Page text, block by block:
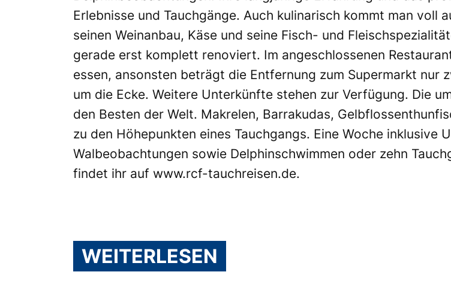
Erlebnisse und Tauchgänge. Auch kulinarisch kommt man voll
seinen Weinanbau, Käse und seine Fisch- und
gerade erst komplett renoviert. Im angeschlossenen
essen, ansonsten beträgt die Entfernung zum Supermarkt nur
um die Ecke. Weitere Unterkünfte stehen zur Verfügung. Die
den Besten der Welt. Makrelen, Barrakudas,
zu den Höhepunkten eines Tauchgangs. Eine Woche inklusive
Walbeobachtungen sowie Delphinschwimmen oder zehn
findet ihr auf www.rcf-tauchreisen.de.
WEITERLESEN